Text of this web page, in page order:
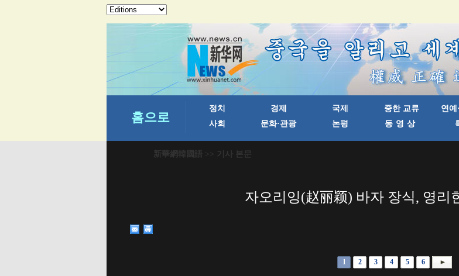
新華網韓國語 >> 기사 본문
자오리잉(赵丽颖) 바자 장식, 영리
1 2 3 4 5 6